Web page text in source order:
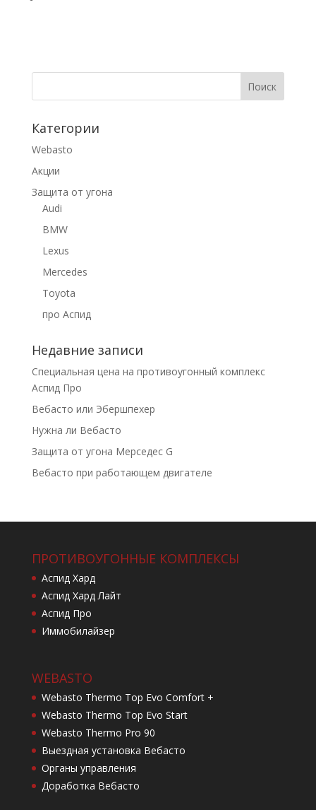
Категории
Webasto
Акции
Защита от угона
Audi
BMW
Lexus
Mercedes
Toyota
про Аспид
Недавние записи
Специальная цена на противоугонный комплекс
Аспид Про
Вебасто или Эбершпехер
Нужна ли Вебасто
Защита от угона Мерседес G
Вебасто при работающем двигателе
ПРОТИВОУГОННЫЕ КОМПЛЕКСЫ
Аспид Хард
Аспид Хард Лайт
Аспид Про
Иммобилайзер
WEBASTO
Webasto Thermo Top Evo Comfort +
Webasto Thermo Top Evo Start
Webasto Thermo Pro 90
Выездная установка Вебасто
Органы управления
Доработка Вебасто